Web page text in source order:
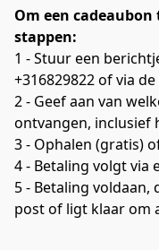
Om een
stappen:
1 - Stuur een
+316829822 of via
2 - Geef aan van
ontvangen, inclusief
3 - Ophalen (gratis)
4 - Betaling volgt via
5 - Betaling voldaan,
post of ligt klaar om